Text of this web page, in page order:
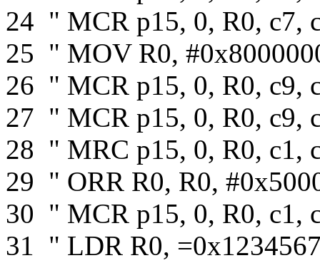
24 " MCR p15, 0, R0, c7,
25 " MOV R0,
26 " MCR p15, 0, R0, c9,
27 " MCR p15, 0, R0, c9,
28 " MRC p15, 0, R0, c1,
29 " ORR R0, R0,
30 " MCR p15, 0, R0, c1,
31
" LDR R0,